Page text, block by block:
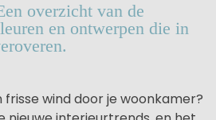
overzicht van de
en ontwerpen die in
frisse wind door je woonkamer?